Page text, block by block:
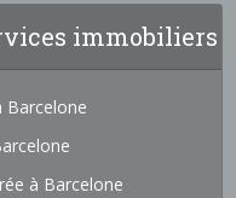
immobiliers
Barcelone
à Barcelone